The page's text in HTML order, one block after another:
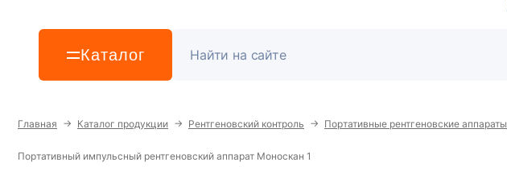
Каталог
Главная → Каталог продукции → Рентгеновский контроль → Портативные рентгеновские аппараты
Портативный импульсный рентгеновский аппарат Моноскан 1